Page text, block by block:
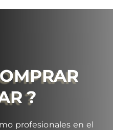
?
profesionales en el